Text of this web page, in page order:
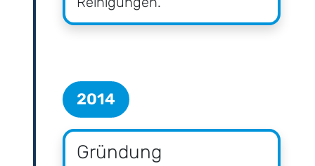
2014
Gründung